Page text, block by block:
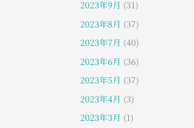
2023年9月 (31)
2023年8月 (37)
2023年7月 (40)
2023年6月 (36)
2023年5月 (37)
2023年4月 (3)
2023年3月 (1)